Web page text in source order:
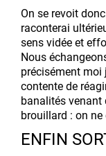
On se revoit
raconterai
sens vidée et
Nous
précisément moi
contente de
banalités venant
brouillard : on
ENFIN